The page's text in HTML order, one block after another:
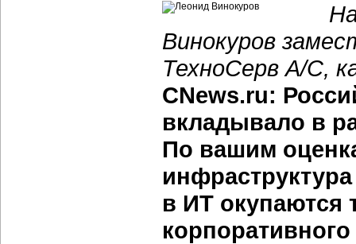
Винокуров
ТехноСерв А/С,
CNews.ru:
вкладывало в
По вашим
в ИТ окупаются
корпоративного